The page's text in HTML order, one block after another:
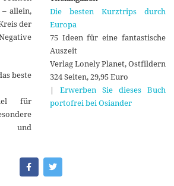
allein,
der
beste
für
und
Die besten Kurztrips durch
Europa
75 Ideen für eine fantastische
Auszeit
Verlag Lonely Planet, Ostfildern
324 Seiten, 29,95 Euro
| Erwerben Sie dieses Buch
portofrei bei Osiander